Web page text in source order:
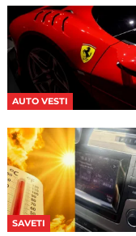
AUTO VESTI
SAVETI